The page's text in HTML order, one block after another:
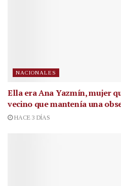
NACIONALES
Ella era Ana Yazmín, mujer
vecino que mantenía una
HACE 3 DÍAS